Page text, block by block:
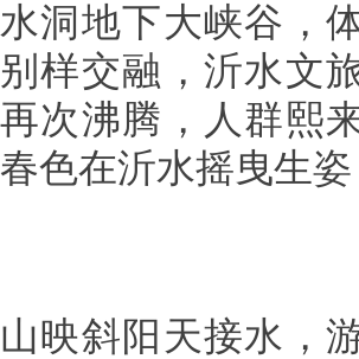
水洞地下大峡谷，
别样交融，沂水文
再次沸腾，人群熙
春色在沂水摇曳生
山映斜阳天接水，